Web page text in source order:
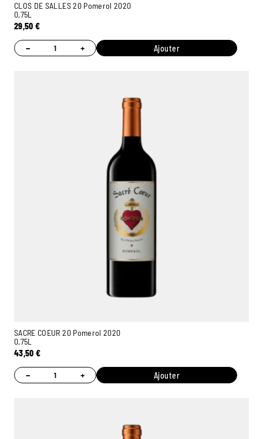
CLOS DE SALLES 20 Pomerol 2020
0,75L
29,50€
− + Ajouter
SACRE COEUR 20 Pomerol 2020
0,75L
43,50€
− + Ajouter